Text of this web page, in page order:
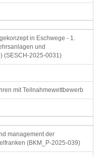
in Eschwege - 1.
und
(SESCH-2025-0031)
mit Teilnahmewettbewerb
management der
(BKM_P-2025-039)